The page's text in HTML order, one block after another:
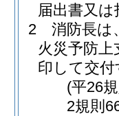
届出書又
2
消防長は
火災予防
印して交
(平26
2規則